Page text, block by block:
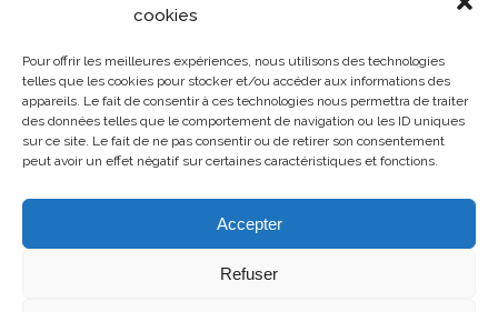
cookies
Pour offrir les meilleures expériences, nous utilisons des technologies
telles que les cookies pour stocker et/ou accéder aux informations des
appareils. Le fait de consentir à ces technologies nous permettra de traiter
des données telles que le comportement de navigation ou les ID uniques
sur ce site. Le fait de ne pas consentir ou de retirer son consentement
peut avoir un effet négatif sur certaines caractéristiques et fonctions.
Accepter
Refuser
SANCTION MILITAIRE SOLDE MILITAIRE
STATUT MILITAIRE